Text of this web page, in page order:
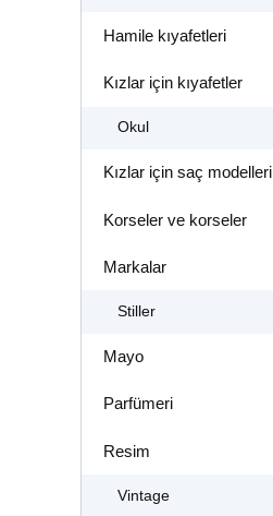
Hamile kıyafetleri
Kızlar için kıyafetler
Okul
Kızlar için saç modelleri
Korseler ve korseler
Markalar
Stiller
Mayo
Parfümeri
Resim
Vintage